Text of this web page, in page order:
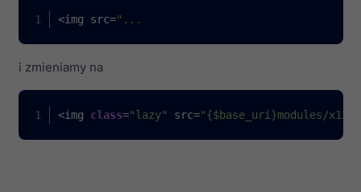
<img src="...
i zmieniamy na
<img class="lazy" src="{$base_uri}modules/